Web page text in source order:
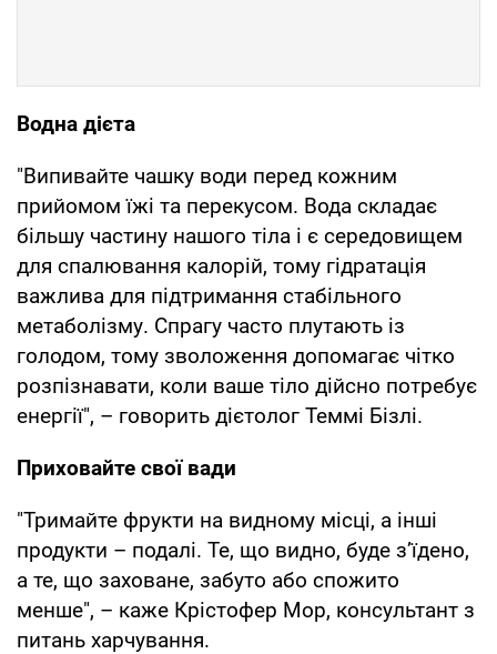
Водна дієта
"Випивайте чашку води перед кожним
прийомом їжі та перекусом. Вода складає
більшу частину нашого тіла і є середовищем
для спалювання калорій, тому гідратація
важлива для підтримання стабільного
метаболізму. Спрагу часто плутають із
голодом, тому зволоження допомагає чітко
розпізнавати, коли ваше тіло дійсно потребує
енергії", – говорить дієтолог Теммі Бізлі.
Приховайте свої вади
"Тримайте фрукти на видному місці, а інші
продукти – подалі. Те, що видно, буде з’їдено,
а те, що заховане, забуто або спожито
менше", – каже Крістофер Мор, консультант з
питань харчування.